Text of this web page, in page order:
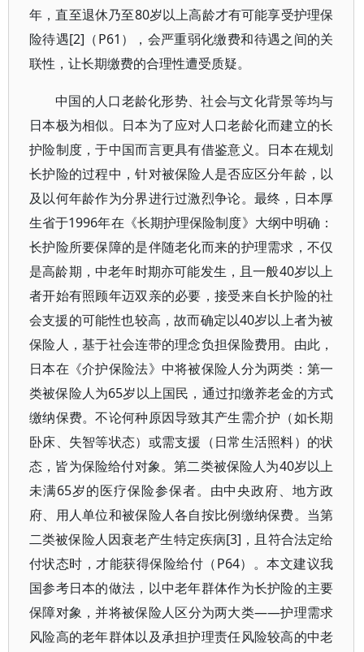
年，直至退休乃至80岁以上高龄才有可能享受护理保
险待遇[2]（P61），会严重弱化缴费和待遇之间的关
联性，让长期缴费的合理性遭受质疑。
中国的人口老龄化形势、社会与文化背景等均与
日本极为相似。日本为了应对人口老龄化而建立的长
护险制度，于中国而言更具有借鉴意义。日本在规划
长护险的过程中，针对被保险人是否应区分年龄，以
及以何年龄作为分界进行过激烈争论。最终，日本厚
生省于1996年在《长期护理保险制度》大纲中明确：
长护险所要保障的是伴随老化而来的护理需求，不仅
是高龄期，中老年时期亦可能发生，且一般40岁以上
者开始有照顾年迈双亲的必要，接受来自长护险的社
会支援的可能性也较高，故而确定以40岁以上者为被
保险人，基于社会连带的理念负担保险费用。由此，
日本在《介护保险法》中将被保险人分为两类：第一
类被保险人为65岁以上国民，通过扣缴养老金的方式
缴纳保费。不论何种原因导致其产生需介护（如长期
卧床、失智等状态）或需支援（日常生活照料）的状
态，皆为保险给付对象。第二类被保险人为40岁以上
未满65岁的医疗保险参保者。由中央政府、地方政
府、用人单位和被保险人各自按比例缴纳保费。当第
二类被保险人因衰老产生特定疾病[3]，且符合法定给
付状态时，才能获得保险给付（P64）。本文建议我
国参考日本的做法，以中老年群体作为长护险的主要
保障对象，并将被保险人区分为两大类——护理需求
风险高的老年群体以及承担护理责任风险较高的中老